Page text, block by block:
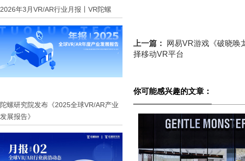
2026年3月VR/AR行业月报丨VR陀螺
陀螺研究院发布《2025全球VR/AR产业
发展报告》
上一篇：
网易VR游戏《破晓唤
择移动VR平台
你可能感兴趣的文章：